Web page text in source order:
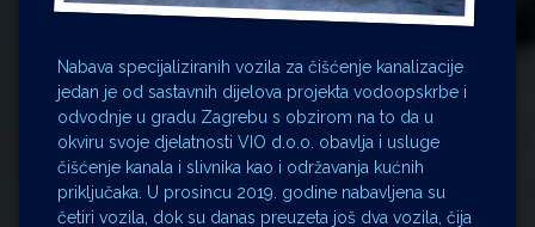
Mario Lovreković
Miroslav Šantek
Nabava specijaliziranih vozila za čišćenje kanalizacije
jedan je od sastavnih dijelova projekta vodoopskrbe i
odvodnje u gradu Zagrebu s obzirom na to da u
okviru svoje djelatnosti VIO d.o.o. obavlja i usluge
čišćenje kanala i slivnika kao i održavanja kućnih
priključaka. U prosincu 2019. godine nabavljena su
četiri vozila, dok su danas preuzeta još dva vozila, čija